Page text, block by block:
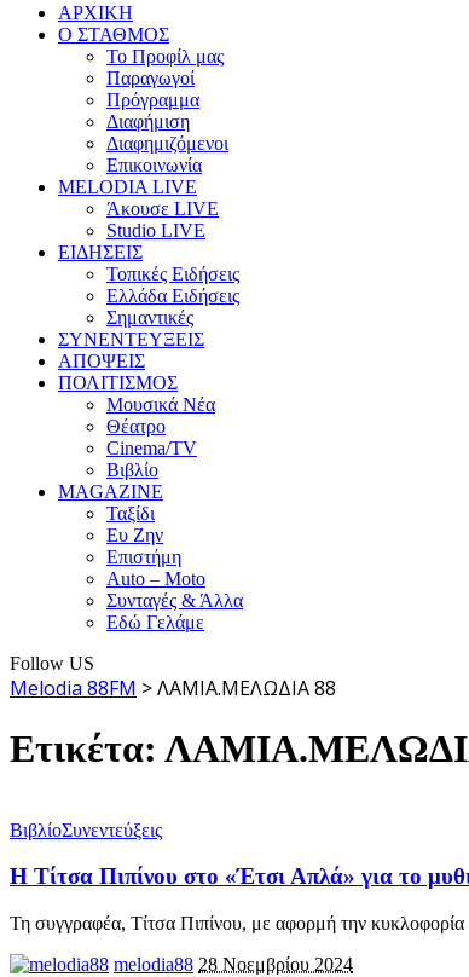
ΑΡΧΙΚΗ
Ο ΣΤΑΘΜΟΣ
Το Προφίλ μας
Παραγωγοί
Πρόγραμμα
Διαφήμιση
Διαφημιζόμενοι
Επικοινωνία
MELODIA LIVE
Άκουσε LIVE
Studio LIVE
ΕΙΔΗΣΕΙΣ
Τοπικές Ειδήσεις
Ελλάδα Ειδήσεις
Σημαντικές
ΣΥΝΕΝΤΕΥΞΕΙΣ
ΑΠΟΨΕΙΣ
ΠΟΛΙΤΙΣΜΟΣ
Μουσικά Νέα
Θέατρο
Cinema/TV
Βιβλίο
MAGAZINE
Ταξίδι
Ευ Ζην
Επιστήμη
Auto – Moto
Συνταγές & Άλλα
Εδώ Γελάμε
Follow US
Melodia 88FM >ΛΑΜΙΑ.ΜΕΛΩΔΙΑ 88
Ετικέτα:
ΒιβλίοΣυνεντεύξεις
Η Τίτσα Πιπίνου στο «Έτσι Απλά» για το
Τη συγγραφέα, Τίτσα Πιπίνου, με αφορμή την κυκλοφορία
melodia88 28 Νοεμβρίου 2024